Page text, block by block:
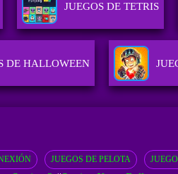
JUEGOS DE TETRIS
DE HALLOWEEN
JUEGOS DE PELOTA